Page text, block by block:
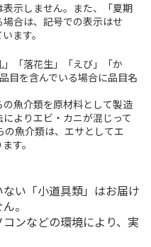
示しません。また、「夏期
合は、記号での表示はせ
ます。
「落花生」「えび」「か
目を含んでいる場合に品目名
魚介類を原材料として製造
よりエビ・カニが混じって
の魚介類は、エサとしてエ
す。
い「小道具類」はお届け
。
ンなどの環境により、実